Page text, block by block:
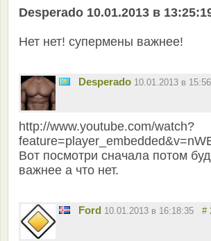
Desperado 10.01.2013 в
Нет нет! супермены важнее!
Desperado 10.01.2013 в
http://www.youtube.com/watch?
Вот посмотри сначала потом
важнее а что нет.
Ford 10.01.2013 в 16:18:35 #